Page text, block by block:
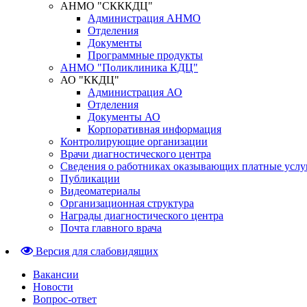
АНМО "СКККДЦ"
Администрация АНМО
Отделения
Документы
Программные продукты
АНМО "Поликлиника КДЦ"
АО "ККДЦ"
Администрация АО
Отделения
Документы АО
Корпоративная информация
Контролирующие организации
Врачи диагностического центра
Сведения о работниках оказывающих платные
Публикации
Видеоматериалы
Организационная структура
Награды диагностического центра
Почта главного врача
Версия для слабовидящих
Вакансии
Новости
Вопрос-ответ